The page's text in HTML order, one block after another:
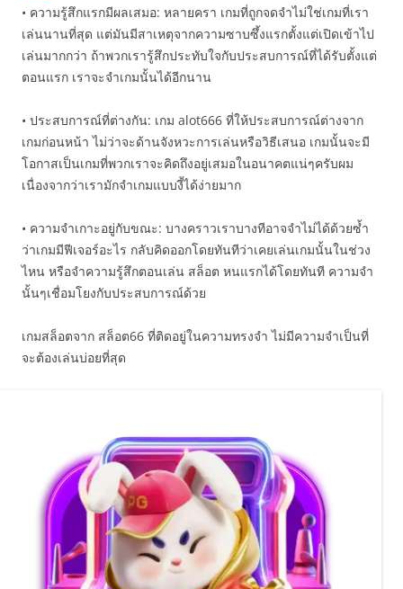
• ความรู้สึกแรกมีผลเสมอ: หลายครา เกมที่ถูกจดจำไม่ใช่เกมที่เรา
เล่นนานที่สุด แต่มันมีสาเหตุจากความซาบซึ้งแรกตั้งแต่เปิดเข้าไป
เล่นมากกว่า ถ้าพวกเรารู้สึกประทับใจกับประสบการณ์ที่ได้รับตั้งแต่
ตอนแรก เราจะจำเกมนั้นได้อีกนาน
• ประสบการณ์ที่ต่างกัน: เกม alot666 ที่ให้ประสบการณ์ต่างจาก
เกมก่อนหน้า ไม่ว่าจะด้านจังหวะการเล่นหรือวิธีเสนอ เกมนั้นจะมี
โอกาสเป็นเกมที่พวกเราจะคิดถึงอยู่เสมอในอนาคตแน่ๆครับผม
เนื่องจากว่าเรามักจำเกมแบบงี้ได้ง่ายมาก
• ความจำเกาะอยู่กับขณะ: บางคราวเราบางทีอาจจำไม่ได้ด้วยซ้ำ
ว่าเกมมีฟีเจอร์อะไร กลับคิดออกโดยทันทีว่าเคยเล่นเกมนั้นในช่วง
ไหน หรือจำความรู้สึกตอนเล่น สล็อต หนแรกได้โดยทันที ความจำ
นั้นๆเชื่อมโยงกับประสบการณ์ด้วย
เกมสล็อตจาก สล็อต66 ที่ติดอยู่ในความทรงจำ ไม่มีความจำเป็นที่
จะต้องเล่นบ่อยที่สุด